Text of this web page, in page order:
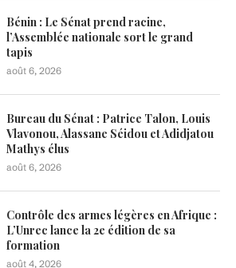
Bénin : Le Sénat prend racine,
l’Assemblée nationale sort le grand
tapis
août 6, 2026
Bureau du Sénat : Patrice Talon, Louis
Vlavonou, Alassane Séidou et Adidjatou
Mathys élus
août 6, 2026
Contrôle des armes légères en Afrique :
L’Unrec lance la 2e édition de sa
formation
août 4, 2026